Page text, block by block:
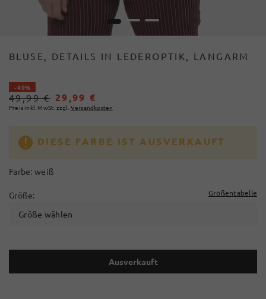
1 2 3
BLUSE, DETAILS IN LEDEROPTIK, LANGARM
- 40%
49,99 € 29,99 €
Preis inkl. MwSt. zzgl. Versandkosten
DIESE FARBE IST AUSVERKAUFT
Farbe: weiß
Größe: Größentabelle
Größe wählen
Ausverkauft